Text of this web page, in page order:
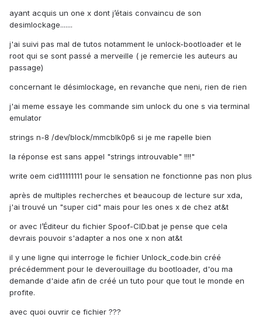
ayant acquis un one x dont j’étais convaincu de son
desimlockage.......
j'ai suivi pas mal de tutos notamment le unlock-bootloader et le
root qui se sont passé a merveille ( je remercie les auteurs au
passage)
concernant le désimlockage, en revanche que neni, rien de rien
j'ai meme essaye les commande sim unlock du one s via terminal
emulator
strings n-8 /dev/block/mmcblk0p6 si je me rapelle bien
la réponse est sans appel "strings introuvable" !!!!"
write oem cid11111111 pour le sensation ne fonctionne pas non plus
après de multiples recherches et beaucoup de lecture sur xda,
j'ai trouvé un "super cid" mais pour les ones x de chez at&t
or avec l’Éditeur du fichier Spoof-CID.bat je pense que cela
devrais pouvoir s'adapter a nos one x non at&t
il y une ligne qui interroge le fichier Unlock_code.bin créé
précédemment pour le deverouillage du bootloader, d'ou ma
demande d'aide afin de créé un tuto pour que tout le monde en
profite.
avec quoi ouvrir ce fichier ???